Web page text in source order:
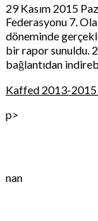
29 Kasım 2015
Federasyonu 7.
döneminde
bir rapor sunuldu.
bağlantıdan
Kaffed 2013-2015
p>
nan